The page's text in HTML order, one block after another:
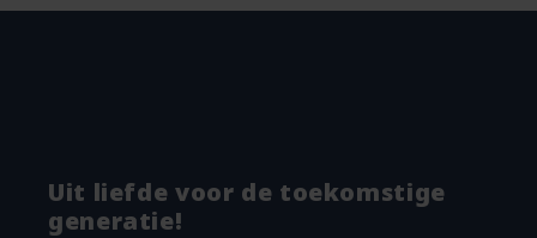
Uit liefde voor de toekomstige
generatie!